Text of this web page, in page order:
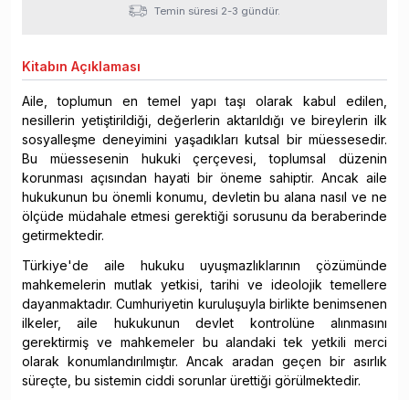
Temin süresi 2-3 gündür.
Kitabın Açıklaması
Aile, toplumun en temel yapı taşı olarak kabul edilen,
nesillerin yetiştirildiği, değerlerin aktarıldığı ve bireylerin ilk
sosyalleşme deneyimini yaşadıkları kutsal bir müessesedir.
Bu müessesenin hukuki çerçevesi, toplumsal düzenin
korunması açısından hayati bir öneme sahiptir. Ancak aile
hukukunun bu önemli konumu, devletin bu alana nasıl ve ne
ölçüde müdahale etmesi gerektiği sorusunu da beraberinde
getirmektedir.
Türkiye'de aile hukuku uyuşmazlıklarının çözümünde
mahkemelerin mutlak yetkisi, tarihi ve ideolojik temellere
dayanmaktadır. Cumhuriyetin kuruluşuyla birlikte benimsenen
ilkeler, aile hukukunun devlet kontrolüne alınmasını
gerektirmiş ve mahkemeler bu alandaki tek yetkili merci
olarak konumlandırılmıştır. Ancak aradan geçen bir asırlık
süreçte, bu sistemin ciddi sorunlar ürettiği görülmektedir.